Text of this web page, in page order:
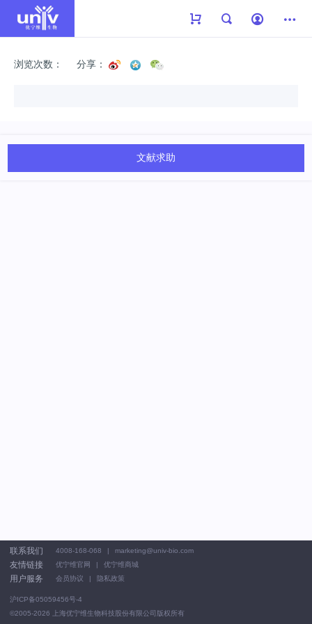
浏览次数： 分享：
文献求助
联系我们 4008-168-068 marketing@univ-bio.com
友情链接 优宁维官网 优宁维商城
用户服务 会员协议 隐私政策
沪ICP备05059456号-4
©2005-2026 上海优宁维生物科技股份有限公司版权所有